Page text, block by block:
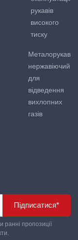
рукавів
високого
тиску
Металорукав
нержавіючий
для
відведення
вихлопних
газів
Підписатися*
пропозиції